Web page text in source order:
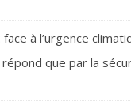
à l’urgence
que par la